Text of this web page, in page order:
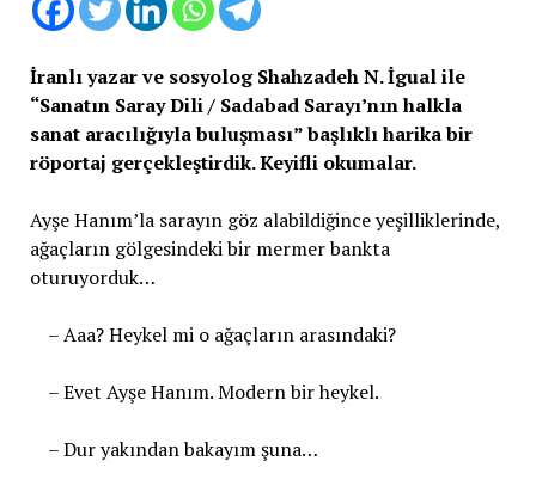
İranlı yazar ve sosyolog Shahzadeh N. İgual ile
“Sanatın Saray Dili / Sadabad Sarayı’nın halkla
sanat aracılığıyla buluşması” başlıklı harika bir
röportaj gerçekleştirdik. Keyifli okumalar.
Ayşe Hanım’la sarayın göz alabildiğince yeşilliklerinde,
ağaçların gölgesindeki bir mermer bankta
oturuyorduk…
– Aaa? Heykel mi o ağaçların arasındaki?
– Evet Ayşe Hanım. Modern bir heykel.
– Dur yakından bakayım şuna…